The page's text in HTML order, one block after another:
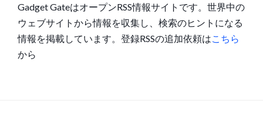
Gadget GateはオープンRSS情報サイトです。世界中の
ウェブサイトから情報を収集し、検索のヒントになる
情報を掲載しています。登録RSSの追加依頼は こちら
から